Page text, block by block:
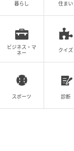
黒のテーラード
た、きちんと感
ドスラックスを
っぽいバランス
イルも、ゆった
く垢抜けた着こ
ベージュスカ
暮らし 住まい
ビジネス・マ
ネー
クイズ
スポーツ 診断